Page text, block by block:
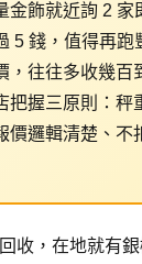
金飾就近詢 2 家
5 錢，值得再跑
，往往多收幾百
把握三原則：秤
價邏輯清楚、不
收，在地就有